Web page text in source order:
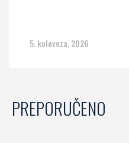
5. kolovoza, 2026
PREPORUČENO